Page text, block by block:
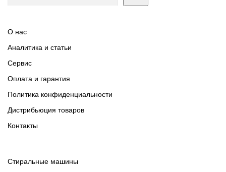
О нас
Аналитика и статьи
Сервис
Оплата и гарантия
Политика конфиденциальности
Дистрибьюция товаров
Контакты
Cтиральные машины